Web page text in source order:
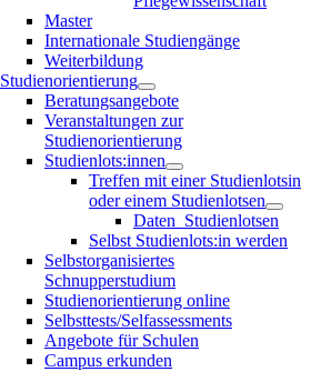
Master
Internationale Studiengänge
Weiterbildung
Studienorientierung
Beratungsangebote
Veranstaltungen zur
Studienorientierung
Studienlots:innen
Treffen mit einer Studienlotsin
oder einem Studienlotsen
Daten_Studienlotsen
Selbst Studienlots:in werden
Selbstorganisiertes
Schnupperstudium
Studienorientierung online
Selbsttests/Selfassessments
Angebote für Schulen
Campus erkunden